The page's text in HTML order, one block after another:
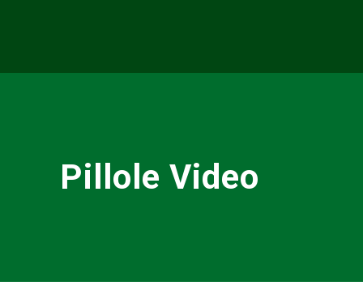
Pillole Video